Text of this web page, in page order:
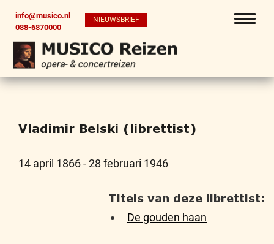
info@musico.nl
088-6870000
NIEUWSBRIEF
Vladimir Belski (librettist)
14 april 1866 - 28 februari 1946
Titels van deze librettist:
De gouden haan